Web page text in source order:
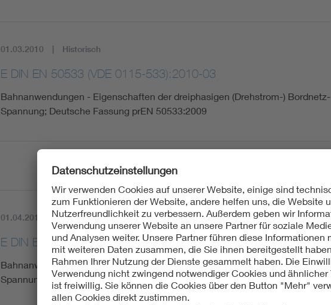
01.03.2010 Historisch
E DIN EN 50533 (VDE 0115-533):2010-03
Bahnanwendungen - Eigenschaften der dreiphasigen (Drehstrom-) Bordnetz-
Spannung; Deutsche Fassung prEN 50533:2009
01.04.2017 Historisch
E DIN EN 50533/A1 (VDE 0115-533/A1):2017-04
Bahnanwendungen - Eigenschaften der dreiphasigen (Drehstrom-) Bordnetz-
Spannung; Deutsche Fassung EN 50533:2011/A1:2016